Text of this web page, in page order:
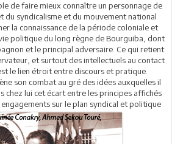
de faire mieux connaître un personnage de
du syndicalisme et du mouvement national
la connaissance de la période coloniale et
politique du long règne de Bourguiba, dont
et le principal adversaire. Ce qui retient
et surtout des intellectuels au contact
le lien étroit entre discours et pratique.
son combat au gré des idées auxquelles il
chez lui cet écart entre les principes affichés
sur le plan syndical et politique